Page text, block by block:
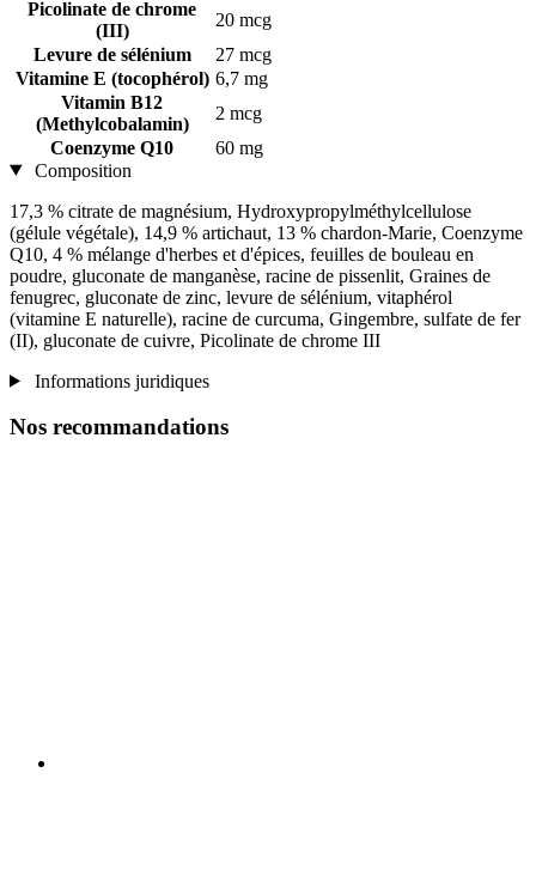
Picolinate de chrome
(III)
20 mcg
Levure de sélénium
27 mcg
Vitamine E (tocophérol) 6,7 mg
Vitamin B12
(Methylcobalamin)
2 mcg
Coenzyme Q10
60 mg
Composition
17,3 % citrate de magnésium, Hydroxypropylméthylcellulose
(gélule végétale), 14,9 % artichaut, 13 % chardon-Marie, Coenzyme
Q10, 4 % mélange d'herbes et d'épices, feuilles de bouleau en
poudre, gluconate de manganèse, racine de pissenlit, Graines de
fenugrec, gluconate de zinc, levure de sélénium, vitaphérol
(vitamine E naturelle), racine de curcuma, Gingembre, sulfate de fer
(II), gluconate de cuivre, Picolinate de chrome III
Informations juridiques
Nos recommandations